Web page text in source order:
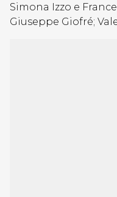
Simona Izzo e
Giuseppe Giofré;